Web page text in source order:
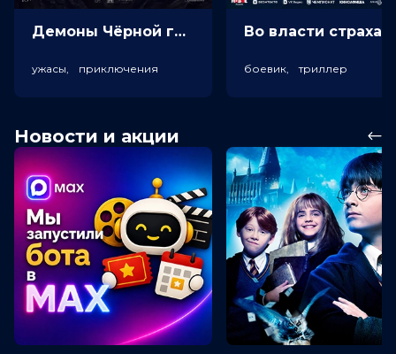
Демоны Чёрной горы (18+)
ужасы, приключения боевик, триллер
Новости и акции